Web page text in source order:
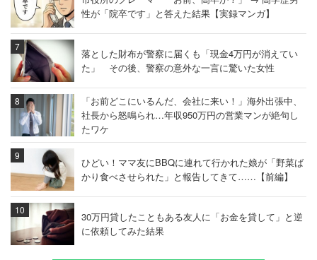
性が「院卒です」と答えた結果【実録マンガ】
落とした財布が警察に届くも「現金4万円が消えてい
た」 その後、警察の意外な一言に驚いた女性
「お前どこにいるんだ、会社に来い！」海外出張中、
社長から怒鳴られ…年収950万円の営業マンが絶句し
たワケ
ひどい！ママ友にBBQに連れて行かれた娘が「野菜ば
かり食べさせられた」と報告してきて……【前編】
30万円貸したこともある友人に「お金を貸して」と逆
に依頼してみた結果